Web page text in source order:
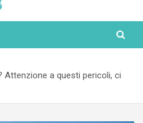
Attenzione a questi pericoli, ci